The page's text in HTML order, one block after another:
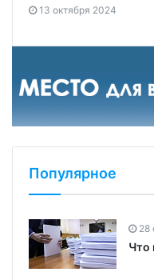
13 октября 2024
Популярное
28
Что